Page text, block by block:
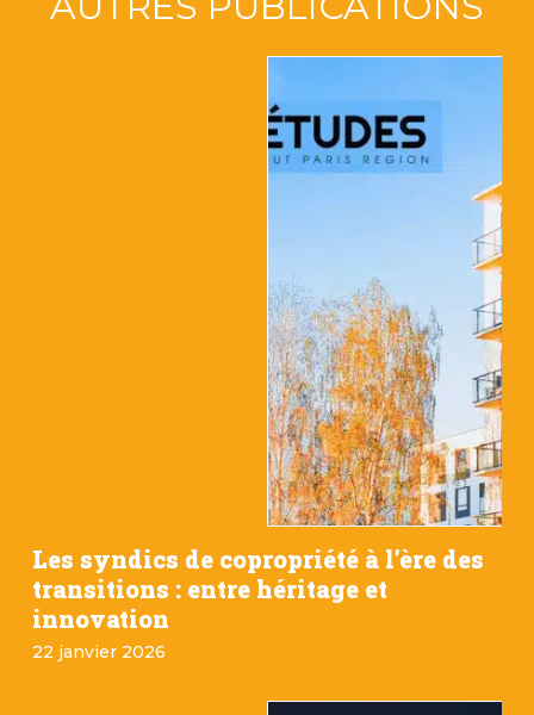
Les syndics de copropriété à l’ère des
transitions : entre héritage et
innovation
22 janvier 2026